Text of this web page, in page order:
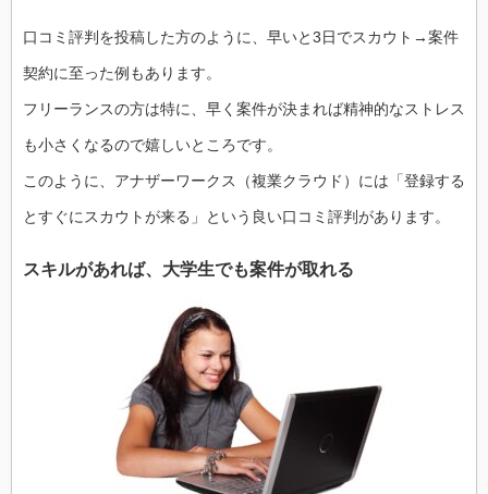
口コミ評判を投稿した方のように、早いと3日でスカウト→案件
契約に至った例もあります。
フリーランスの方は特に、早く案件が決まれば精神的なストレス
も小さくなるので嬉しいところです。
このように、アナザーワークス（複業クラウド）には「登録する
とすぐにスカウトが来る」という良い口コミ評判があります。
スキルがあれば、大学生でも案件が取れる